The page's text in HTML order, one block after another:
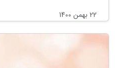
22 بهمن 1400